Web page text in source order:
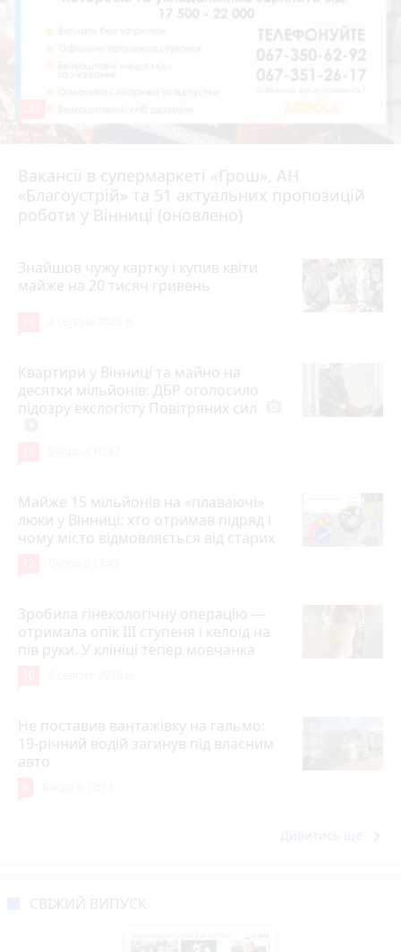
Вакансії в супермаркеті «Грош», АН
«Благоустрій» та 51 актуальних пропозицій
роботи у Вінниці (оновлено)
4 серпня 2026 р.
Знайшов чужу картку і купив квіти
майже на 20 тисяч гривень
Квартири у Вінниці та майно на
десятки мільйонів: ДБР оголосило
підозру екслогісту Повітряних сил
Майже 15 мільйонів на «плаваючі»
люки у Вінниці: хто отримав підряд і
чому місто відмовляється від старих
Зробила гінекологічну операцію —
отримала опік ІІІ ступеня і келоїд на
пів руки. У клініці тепер мовчанка
Не поставив вантажівку на гальмо:
19-річний водій загинув під власним
авто